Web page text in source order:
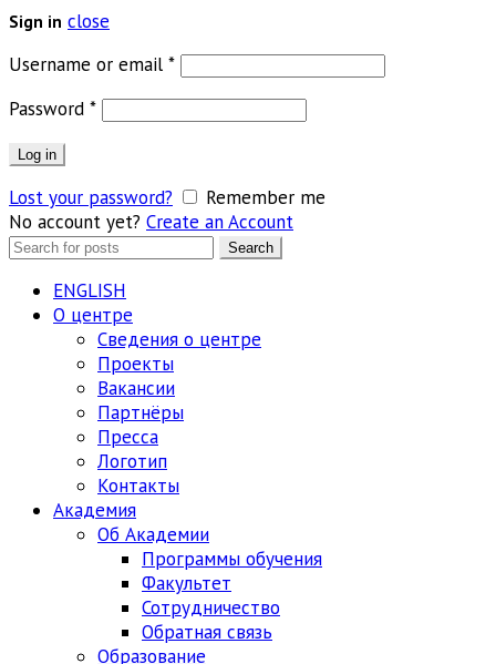
Sign in close
Username or email *Обязательно
Password *Обязательно
Log in
Lost your password?
Remember me
No account yet? Create an Account
Search
Search
ENGLISH
О центре
Сведения о центре
Проекты
Вакансии
Партнёры
Пресса
Логотип
Контакты
Академия
Об Академии
Программы обучения
Факультет
Сотрудничество
Обратная связь
Образование